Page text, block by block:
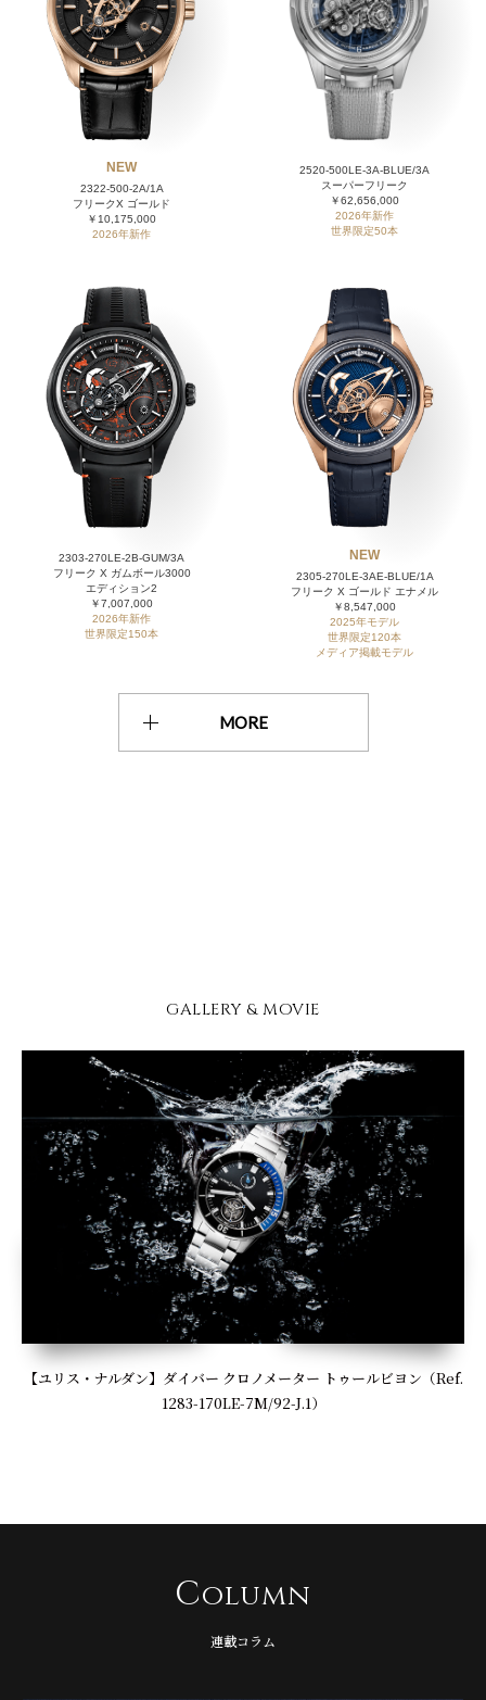
NEW
2322-500-2A/1A
フリークX ゴールド
￥10,175,000
2026年新作
2520-500LE-3A-BLUE/3A
スーパーフリーク
￥62,656,000
2026年新作
世界限定50本
2303-270LE-2B-GUM/3A
フリーク X ガムボール3000
エディション2
￥7,007,000
2026年新作
世界限定150本
NEW
2305-270LE-3AE-BLUE/1A
フリーク X ゴールド エナメル
￥8,547,000
2025年モデル
世界限定120本
メディア掲載モデル
MORE
GALLERY & MOVIE
【ユリス・ナルダン】ダイバー クロノメーター トゥールビヨン（Ref.
1283-170LE-7M/92-J.1）
Column
連載コラム